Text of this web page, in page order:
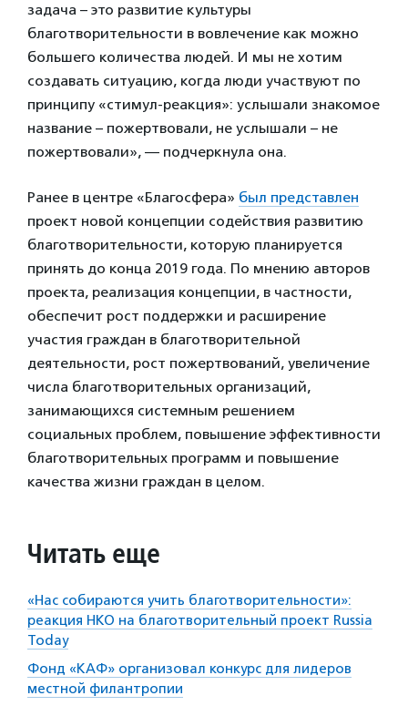
задача – это развитие культуры
благотворительности в вовлечение как можно
большего количества людей. И мы не хотим
создавать ситуацию, когда люди участвуют по
принципу «стимул-реакция»: услышали знакомое
название – пожертвовали, не услышали – не
пожертвовали», — подчеркнула она.
Ранее в центре «Благосфера» был представлен
проект новой концепции содействия развитию
благотворительности, которую планируется
принять до конца 2019 года. По мнению авторов
проекта, реализация концепции, в частности,
обеспечит рост поддержки и расширение
участия граждан в благотворительной
деятельности, рост пожертвований, увеличение
числа благотворительных организаций,
занимающихся системным решением
социальных проблем, повышение эффективности
благотворительных программ и повышение
качества жизни граждан в целом.
Читать еще
«Нас собираются учить благотворительности»:
реакция НКО на благотворительный проект Russia
Today
Фонд «КАФ» организовал конкурс для лидеров
местной филантропии